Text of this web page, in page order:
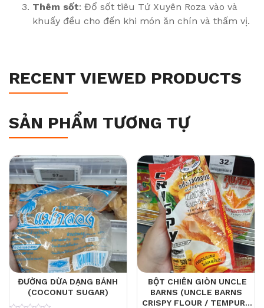
Thêm sốt: Đổ sốt tiêu Tứ Xuyên Roza vào và
khuấy đều cho đến khi món ăn chín và thấm vị.
RECENT VIEWED PRODUCTS
SẢN PHẨM TƯƠNG TỰ
ĐƯỜNG DỪA DẠNG BÁNH
(COCONUT SUGAR)
BỘT CHIÊN GIÒN UNCLE
BARNS (UNCLE BARNS
CRISPY FLOUR / TEMPURA